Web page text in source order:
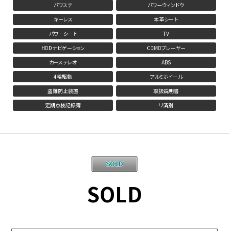
パワステ
パワーウィンドウ
キーレス
本革シート
パワーシート
TV
HDDナビゲーション
CDMDプレーヤー
カーステレオ
ABS
4輪駆動
アルミホイール
盗難防止装置
取扱説明書
定期点検記録簿
リ済別
SOLD